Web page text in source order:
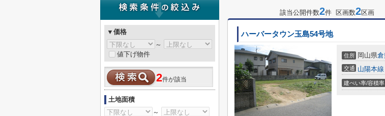
該当公開件数2件 区画数2区画
ハーバータウン玉島54号地
住所 岡山県
交通 山陽本線
建ぺい率/容積率
▼価格
～
値下げ物件
2件が該当
土地面積
～